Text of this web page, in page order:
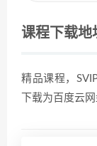
课程下载地
精品课程，
下载为百度云